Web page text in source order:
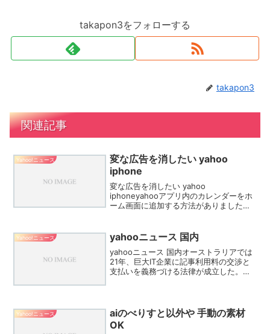
takapon3をフォローする
takapon3
関連記事
Yahoo!ニュース
変な広告を消したい yahoo
iphone
変な広告を消したい yahoo
iphoneyahooアプリ内のカレンダーをホ
ーム画面に追加する方法がありましたら
yahooアプリ内のカレンダーを使用する
こととな...
Yahoo!ニュース yahooニュース 国内
yahooニュース 国内オーストラリアでは
21年、巨大IT企業に記事利用料の交渉と
支払いを義務づける法律が成立した。カ
し止めの対抗...
Yahoo!ニュース
aiのべりすと以外や 手動の素材
OK